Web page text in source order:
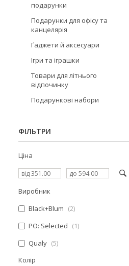
подарунки
Подарунки для офісу та
канцелярія
Ґаджети й аксесуари
Ігри та іграшки
Товари для літнього
відпочинку
Подарункові набори
ФІЛЬТРИ
Ціна
Виробник
Black+Blum
2
PO: Selected
1
Qualy
5
Колір